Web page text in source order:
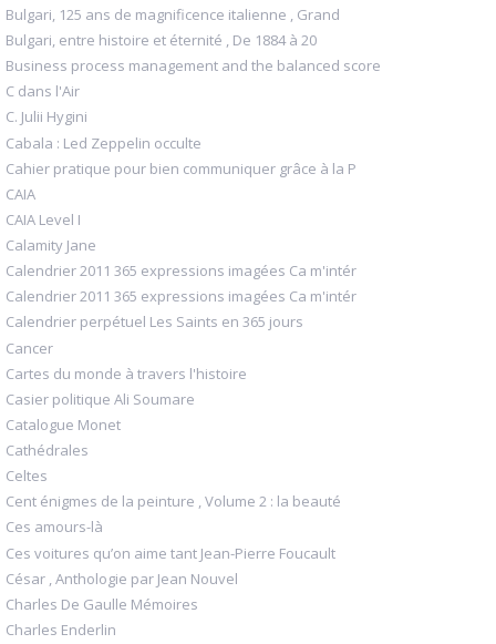
Bulgari, 125 ans de magnificence italienne , Grand
Bulgari, entre histoire et éternité , De 1884 à 20
Business process management and the balanced score
C dans l'Air
C. Julii Hygini
Cabala : Led Zeppelin occulte
Cahier pratique pour bien communiquer grâce à la P
CAIA
CAIA Level I
Calamity Jane
Calendrier 2011 365 expressions imagées Ca m'intér
Calendrier 2011 365 expressions imagées Ca m'intér
Calendrier perpétuel Les Saints en 365 jours
Cancer
Cartes du monde à travers l'histoire
Casier politique Ali Soumare
Catalogue Monet
Cathédrales
Celtes
Cent énigmes de la peinture , Volume 2 : la beauté
Ces amours-là
Ces voitures qu’on aime tant Jean-Pierre Foucault
César , Anthologie par Jean Nouvel
Charles De Gaulle Mémoires
Charles Enderlin